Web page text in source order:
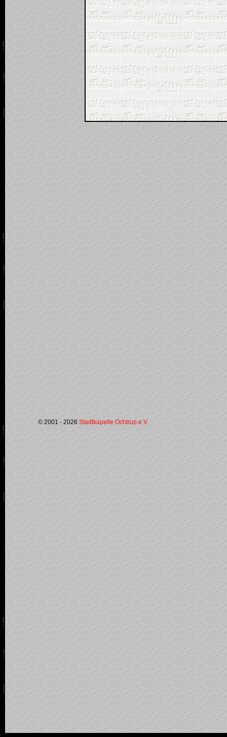
© 2001 - 2026 Stadtkapelle Ochtrup e.V.